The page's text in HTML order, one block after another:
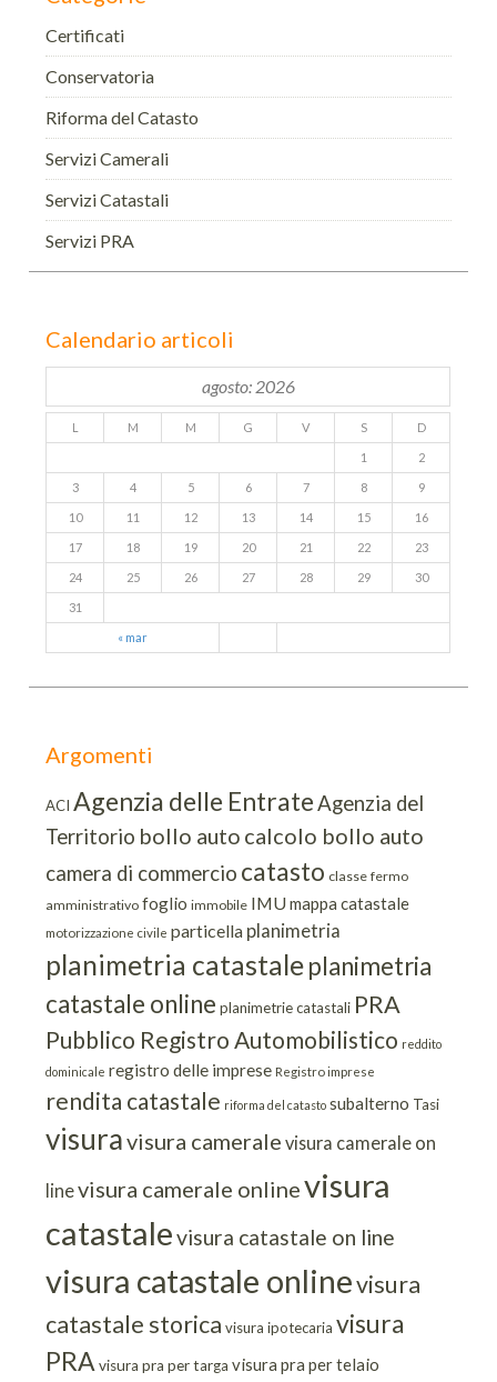
Certificati
Conservatoria
Riforma del Catasto
Servizi Camerali
Servizi Catastali
Servizi PRA
Calendario articoli
agosto: 2026
L M M G V S D
« mar
1 2
3 4 5 6 7 8 9
10 11 12 13 14 15 16
17 18 19 20 21 22 23
24 25 26 27 28 29 30
31
Argomenti
ACI Agenzia delle EntrateAgenzia del
Territorio bollo auto calcolo bollo auto
camera di commercio catasto classe fermo
amministrativo foglio immobile IMUmappa catastale
motorizzazione civile particella planimetria
planimetria catastaleplanimetria
catastale online planimetrie catastali PRA
Pubblico Registro Automobilistico reddito
dominicale registro delle imprese Registro imprese
rendita catastale riforma del catasto subalterno Tasi
visuravisura camerale visura camerale on
linevisura camerale onlinevisura
catastalevisura catastale on line
visura catastale onlinevisura
catastale storica visura ipotecaria visura
PRA visura pra per targa visura pra per telaio